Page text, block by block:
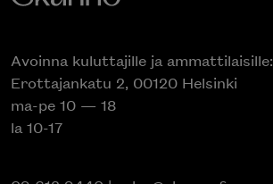
Avoinna kuluttajille ja ammattilaisille:
Erottajankatu 2, 00120 Helsinki
ma-pe 10 — 18
la 10-17